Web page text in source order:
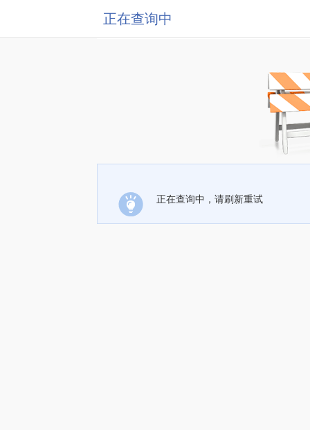
正在查询中
正在查询中，请刷新重试